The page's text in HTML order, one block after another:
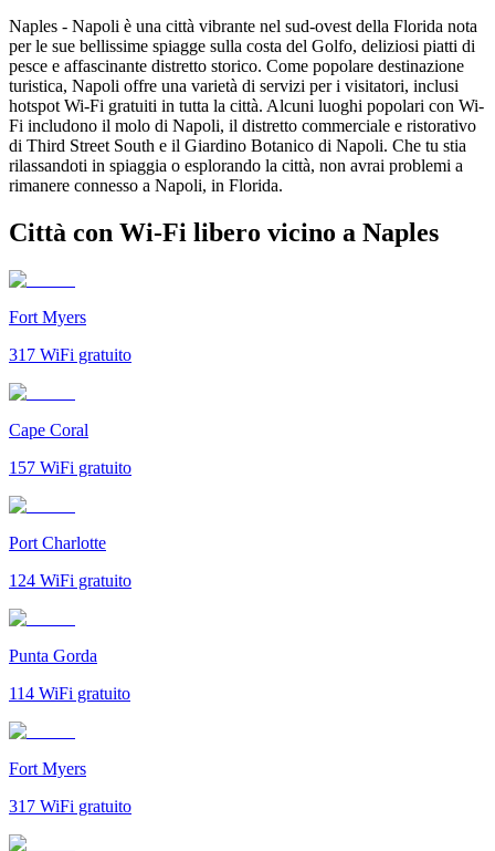
Naples - Napoli è una città vibrante nel sud-ovest della Florida nota
per le sue bellissime spiagge sulla costa del Golfo, deliziosi piatti di
pesce e affascinante distretto storico. Come popolare destinazione
turistica, Napoli offre una varietà di servizi per i visitatori, inclusi
hotspot Wi-Fi gratuiti in tutta la città. Alcuni luoghi popolari con Wi-
Fi includono il molo di Napoli, il distretto commerciale e ristorativo
di Third Street South e il Giardino Botanico di Napoli. Che tu stia
rilassandoti in spiaggia o esplorando la città, non avrai problemi a
rimanere connesso a Napoli, in Florida.
Città con Wi-Fi libero vicino a Naples
Fort Myers
317 WiFi gratuito
Cape Coral
157 WiFi gratuito
Port Charlotte
124 WiFi gratuito
Punta Gorda
114 WiFi gratuito
Fort Myers
317 WiFi gratuito